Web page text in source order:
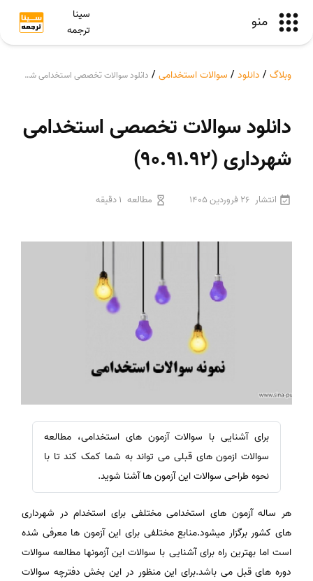
منو
سینا
ترجمه
وبلاگ / دانلود / سوالات استخدامی / دانلود سوالات تخصصی استخدامی شهرداری (90.91.92)
دانلود سوالات تخصصی استخدامی
شهرداری (90.91.92)
انتشار 26 فروردین 1405 مطالعه 1 دقیقه
برای آشنایی با سوالات آزمون های استخدامی، مطالعه
سوالات ازمون های قبلی می تواند به شما کمک کند تا با
نحوه طراحی سوالات این آزمون ها آشنا شوید.
هر ساله آزمون های استخدامی مختلفی برای استخدام در شهرداری
های کشور برگزار میشود.منابع مختلفی برای این آزمون ها معرفی شده
است اما بهترین راه برای آشنایی با سوالات این آزمونها مطالعه سوالات
دوره های قبل می باشد.برای این منظور در این بخش دفترچه سوالات